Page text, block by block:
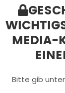
MEDIA-
Bitte gib